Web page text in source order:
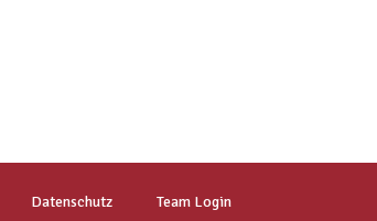
Datenschutz Team Login